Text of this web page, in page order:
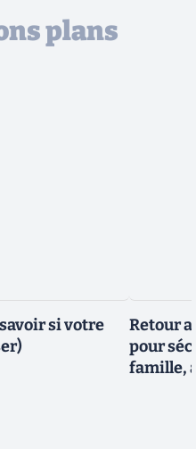
plans
si votre
Retour
pour
famille,